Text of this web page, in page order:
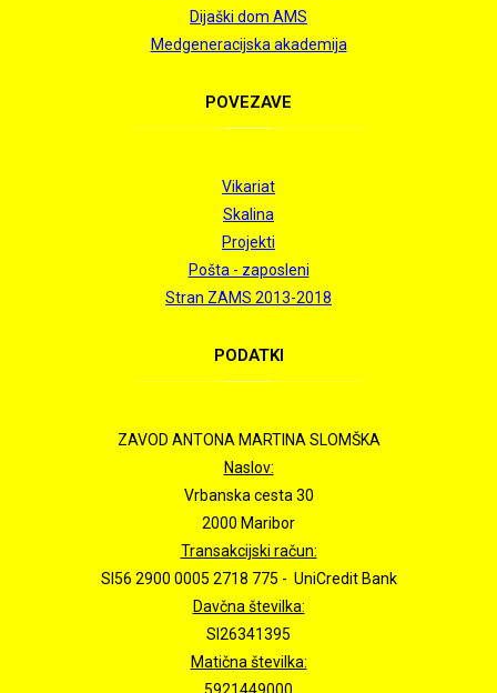
Dijaški dom AMS
Medgeneracijska akademija
POVEZAVE
Vikariat
Skalina
Projekti
Pošta - zaposleni
Stran ZAMS 2013-2018
PODATKI
ZAVOD ANTONA MARTINA SLOMŠKA
Naslov:
Vrbanska cesta 30
2000 Maribor
Transakcijski račun:
SI56 2900 0005 2718 775 - UniCredit Bank
Davčna številka:
SI26341395
Matična številka: